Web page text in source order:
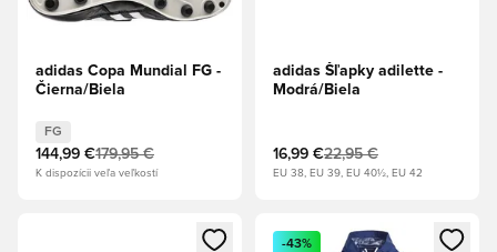
adidas Copa Mundial FG -
Čierna/Biela
FG
144,99 €179,95 €
K dispozícii veľa veľkostí
adidas Šľapky adilette -
Modrá/Biela
16,99 €22,95 €
EU 38, EU 39, EU 40½, EU 42
Otvorí modál na prihlásenie alebo registráciu ako člen
Otvorí modál na prihlásenie
-43%